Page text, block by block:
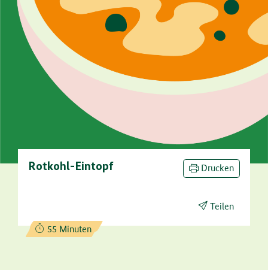
Rotkohl-Eintopf Drucken
Teilen
Zubereitungszeit:
55 Minuten